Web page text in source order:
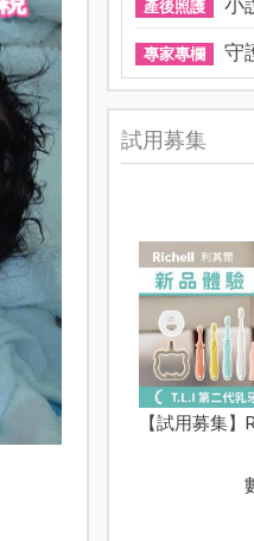
產後照護
專家專欄 守
試用募集
【試用募集